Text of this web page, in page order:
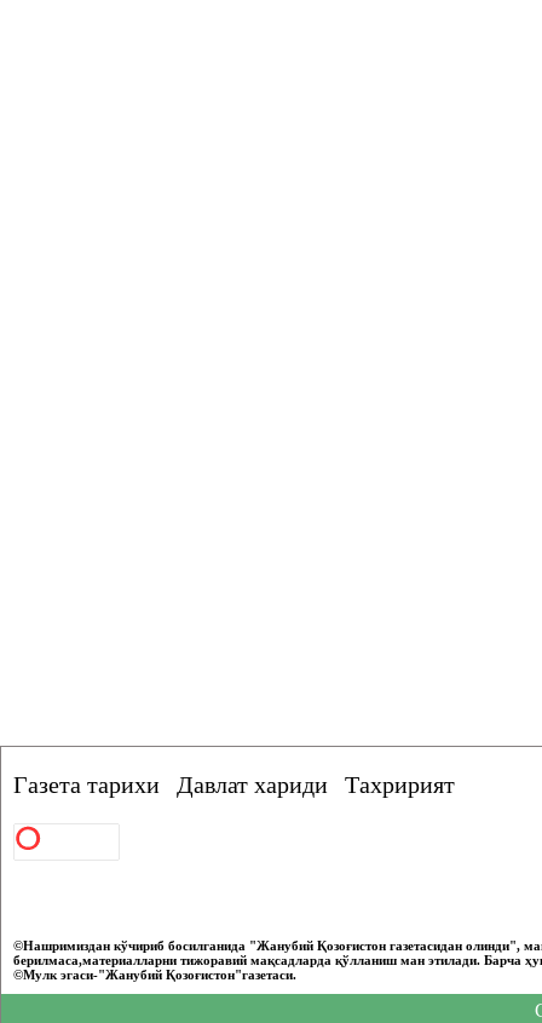
Газета тарихи Давлат хариди Тахририят
©Нашримиздан кўчириб босилганида "Жанубий Қозоғистон газетасидан олинди",
берилмаса,материалларни тижоравий мақсадларда қўлланиш ман этилади. Барча
©Мулк эгаси-"Жанубий Қозоғистон"газетаси.